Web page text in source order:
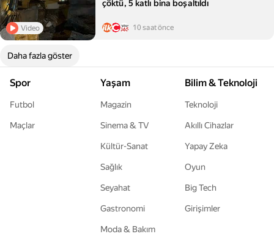
Video
çöktü, 5 katlı bina boşaltıldı
10 saat önce
Daha fazla göster
Spor
Futbol
Maçlar
Yaşam
Magazin
Sinema & TV
Kültür-Sanat
Sağlık
Seyahat
Gastronomi
Moda & Bakım
Bilim & Teknoloji
Teknoloji
Akıllı Cihazlar
Yapay Zeka
Oyun
Big Tech
Girişimler